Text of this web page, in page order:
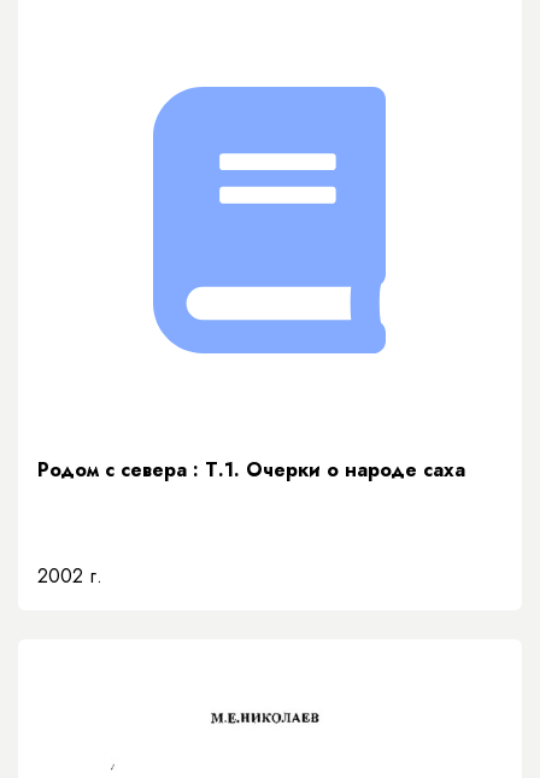
Родом с севера : Т.1. Очерки о народе саха
2002 г.